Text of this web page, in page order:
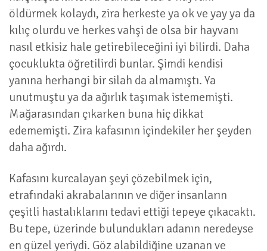
öldürmek kolaydı, zira herkeste ya ok ve yay ya da
kılıç olurdu ve herkes vahşi de olsa bir hayvanı
nasıl etkisiz hale getirebileceğini iyi bilirdi. Daha
çocuklukta öğretilirdi bunlar. Şimdi kendisi
yanına herhangi bir silah da almamıştı. Ya
unutmuştu ya da ağırlık taşımak istememişti.
Mağarasından çıkarken buna hiç dikkat
edememişti. Zira kafasının içindekiler her şeyden
daha ağırdı.
Kafasını kurcalayan şeyi çözebilmek için,
etrafındaki akrabalarının ve diğer insanların
çeşitli hastalıklarını tedavi ettiği tepeye çıkacaktı.
Bu tepe, üzerinde bulundukları adanın neredeyse
en güzel yeriydi. Göz alabildiğine uzanan ve